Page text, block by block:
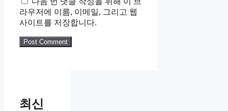
라우저에 이름, 이메일, 그리고 웹
사이트를 저장합니다.
최신